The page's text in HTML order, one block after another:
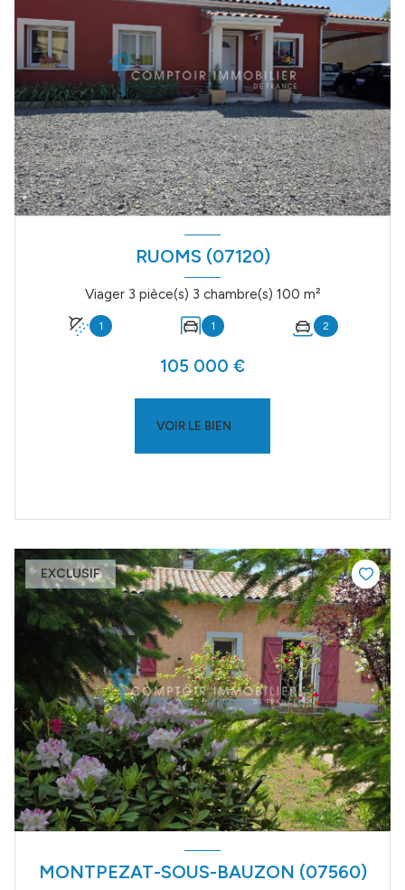
RUOMS (07120)
Viager 3 pièce(s) 3 chambre(s) 100 m²
1 1 2
105 000 €
VOIR LE BIEN
EXCLUSIF
MONTPEZAT-SOUS-BAUZON (07560)